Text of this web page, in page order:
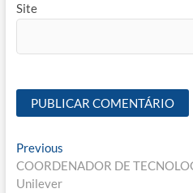
Site
Navegação
de
PreviousPrevious
post:
COORDENADOR DE
Unilever